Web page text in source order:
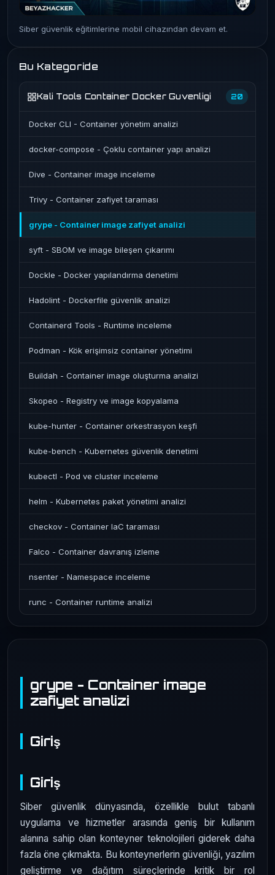
grype - Container image
zafiyet analizi
Giriş
Giriş
Siber güvenlik dünyasında, özellikle bulut tabanlı
uygulama ve hizmetler arasında geniş bir kullanım
alanına sahip olan konteyner teknolojileri giderek daha
fazla öne çıkmakta. Bu konteynerlerin güvenliği, yazılım
geliştirme ve dağıtım süreçlerinde kritik bir rol
Siber güvenlik eğitimlerine mobil cihazından devam et.
Bu Kategoride
Kali Tools Container Docker Guvenligi 20
Docker CLI - Container yönetim analizi
docker-compose - Çoklu container yapı analizi
Dive - Container image inceleme
Trivy - Container zafiyet taraması
grype - Container image zafiyet analizi
syft - SBOM ve image bileşen çıkarımı
Dockle - Docker yapılandırma denetimi
Hadolint - Dockerfile güvenlik analizi
Containerd Tools - Runtime inceleme
Podman - Kök erişimsiz container yönetimi
Buildah - Container image oluşturma analizi
Skopeo - Registry ve image kopyalama
kube-hunter - Container orkestrasyon keşfi
kube-bench - Kubernetes güvenlik denetimi
kubectl - Pod ve cluster inceleme
helm - Kubernetes paket yönetimi analizi
checkov - Container IaC taraması
Falco - Container davranış izleme
nsenter - Namespace inceleme
runc - Container runtime analizi